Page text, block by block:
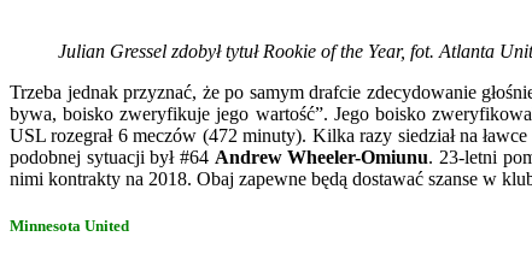
Julian Gressel zdobył tytuł Rookie of the Year, fot. Atlanta
Trzeba jednak przyznać, że po samym drafcie zdecydowanie
bywa, boisko zweryfikuje jego wartość”. Jego boisko
USL rozegrał 6 meczów (472 minuty). Kilka razy siedział na
podobnej sytuacji był #64 Andrew Wheeler-Omiunu. 23-letni
nimi kontrakty na 2018. Obaj zapewne będą dostawać szanse w
Minnesota United